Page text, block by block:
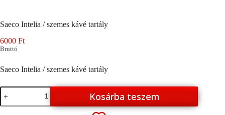
Saeco Intelia / szemes kávé tartály
6000 Ft
Bruttó
Saeco Intelia / szemes kávé tartály
Saeco
Intelia
/
Kosárba teszem